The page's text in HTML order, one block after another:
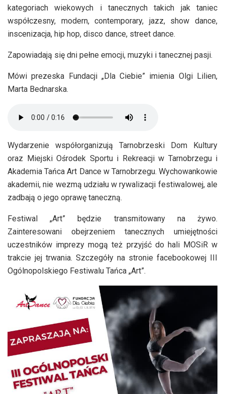
kategoriach wiekowych i tanecznych takich jak taniec
współczesny, modern, contemporary, jazz, show dance,
inscenizacja, hip hop, disco dance, street dance.
Zapowiadają się dni pełne emocji, muzyki i tanecznej pasji.
Mówi prezeska Fundacji „Dla Ciebie” imienia Olgi Lilien,
Marta Bednarska.
Wydarzenie współorganizują Tarnobrzeski Dom Kultury
oraz Miejski Ośrodek Sportu i Rekreacji w Tarnobrzegu i
Akademia Tańca Art Dance w Tarnobrzegu. Wychowankowie
akademii, nie wezmą udziału w rywalizacji festiwalowej, ale
zadbają o jego oprawę taneczną.
Festiwal „Art” będzie transmitowany na żywo.
Zainteresowani obejrzeniem tanecznych umiejętności
uczestników imprezy mogą też przyjść do hali MOSiR w
trakcie jej trwania. Szczegóły na stronie facebookowej III
Ogólnopolskiego Festiwalu Tańca „Art”.